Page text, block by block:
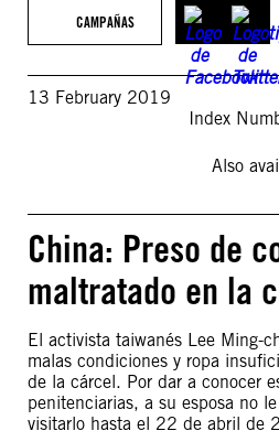
CAMPAÑAS
13 February 2019
Index
Also
China: Preso de
maltratado en la
El activista taiwanés Lee Ming-
malas condiciones y ropa
de la cárcel. Por dar a conocer
penitenciarias, a su esposa no
visitarlo hasta el 22 de abril de